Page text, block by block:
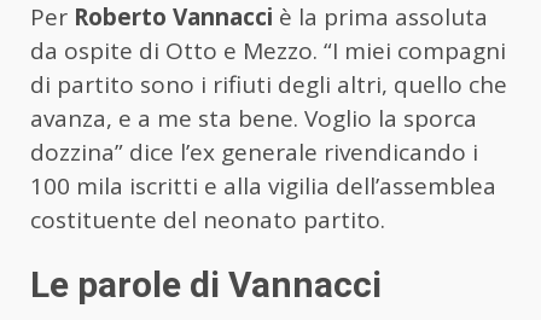
Per Roberto Vannacci è la prima assoluta
da ospite di Otto e Mezzo. “I miei compagni
di partito sono i rifiuti degli altri, quello che
avanza, e a me sta bene. Voglio la sporca
dozzina” dice l’ex generale rivendicando i
100 mila iscritti e alla vigilia dell’assemblea
costituente del neonato partito.
Le parole di Vannacci